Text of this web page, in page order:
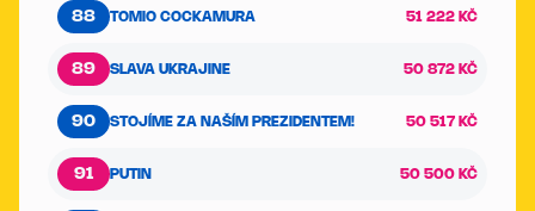
88 TOMIO COCKAMURA 51 222 KČ
89 SLAVA UKRAJINE 50 872 KČ
90 STOJÍME ZA NAŠÍM PREZIDENTEM! 50 517 KČ
91 PUTIN 50 500 KČ